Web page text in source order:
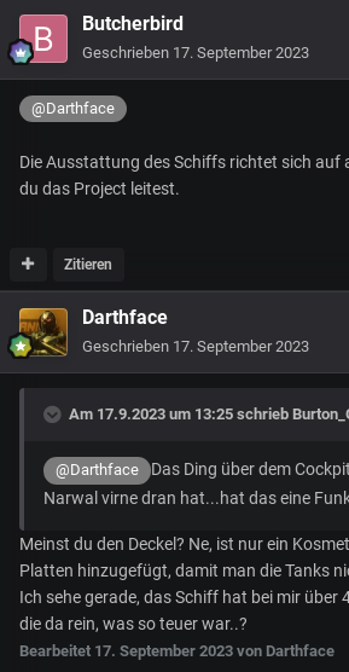
Butcherbird
Geschrieben 17. September 2023
@Darthface
Die Ausstattung des Schiffs richtet sich auf
du das Project leitest.
Zitieren
Darthface
Geschrieben 17. September 2023
Am 17.9.2023 um 13:25 schrieb
@Darthface
Das Ding über dem
Narwal virne dran hat...hat das eine
Meinst du den Deckel? Ne, ist nur ein
Platten hinzugefügt, damit man die Tanks
Ich sehe gerade, das Schiff hat bei mir über
die da rein, was so teuer war..?
Bearbeitet 17. September 2023 von Darthface